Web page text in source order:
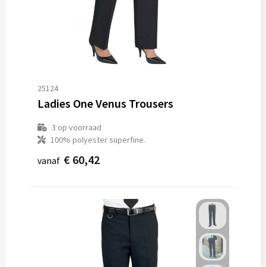
25124
Ladies One Venus Trousers
3 op voorraad
100% polyester superfine.
vanaf € 60,42